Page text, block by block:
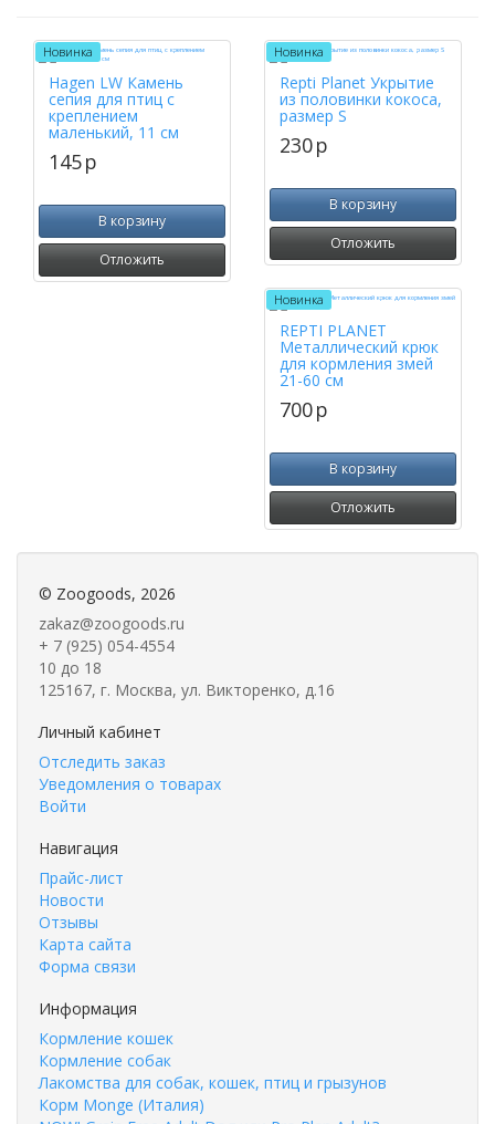
Новинка
Hagen LW Камень
сепия для птиц с
креплением
маленький, 11 см
145p
В корзину
Отложить
Новинка
Repti Planet Укрытие
из половинки кокоса,
размер S
230p
В корзину
Отложить
Новинка
REPTI PLANET
Металлический крюк
для кормления змей
21-60 см
700p
В корзину
Отложить
© Zoogoods, 2026
zakaz@zoogoods.ru
+ 7 (925) 054-4554
10 до 18
125167, г. Москва, ул. Викторенко, д.16
Личный кабинет
Отследить заказ
Уведомления о товарах
Войти
Навигация
Прайс-лист
Новости
Отзывы
Карта сайта
Форма связи
Информация
Кормление кошек
Кормление собак
Лакомства для собак, кошек, птиц и грызунов
Корм Monge (Италия)